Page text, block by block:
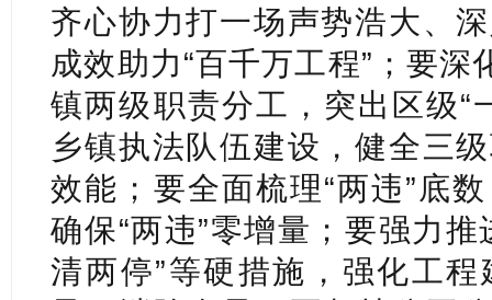
齐心协力打一场声势浩大、
成效助力“百千万工程”；要深
镇两级职责分工，突出区级“
乡镇执法队伍建设，健全三
效能；要全面梳理“两违”底
确保“两违”零增量；要强力
清两停”等硬措施，强化工